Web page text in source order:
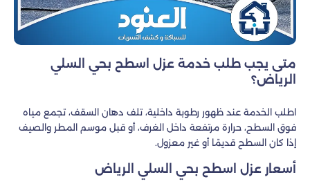
متى يجب طلب خدمة عزل اسطح بحي السلي
الرياض؟
اطلب الخدمة عند ظهور رطوبة داخلية، تلف دهان السقف، تجمع مياه
فوق السطح، حرارة مرتفعة داخل الغرف، أو قبل موسم المطر والصيف
إذا كان السطح قديمًا أو غير معزول.
أسعار عزل اسطح بحي السلي الرياض